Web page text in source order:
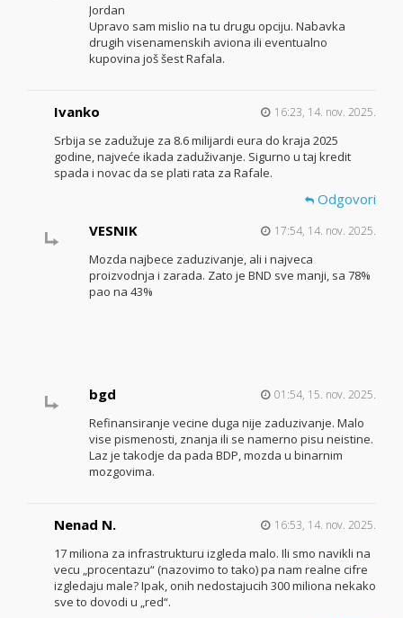
Jordan
Upravo sam mislio na tu drugu opciju. Nabavka
drugih visenamenskih aviona ili eventualno
kupovina još šest Rafala.
Ivanko 16:23, 14. nov. 2025.
Srbija se zadužuje za 8.6 milijardi eura do kraja 2025
godine, najveće ikada zaduživanje. Sigurno u taj kredit
spada i novac da se plati rata za Rafale.
Odgovori
VESNIK
17:54, 14. nov. 2025.
Mozda najbece zaduzivanje, ali i najveca
proizvodnja i zarada. Zato je BND sve manji, sa 78%
pao na 43%
bgd 01:54, 15. nov. 2025.
Refinansiranje vecine duga nije zaduzivanje. Malo
vise pismenosti, znanja ili se namerno pisu neistine.
Laz je takodje da pada BDP, mozda u binarnim
mozgovima.
Nenad N. 16:53, 14. nov. 2025.
17 miliona za infrastrukturu izgleda malo. Ili smo navikli na
vecu „procentazu“ (nazovimo to tako) pa nam realne cifre
izgledaju male? Ipak, onih nedostajucih 300 miliona nekako
sve to dovodi u „red“.